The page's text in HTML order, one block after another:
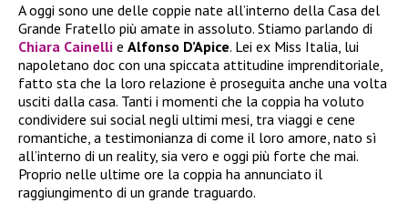
A oggi sono une delle coppie nate all’interno della Casa del
Grande Fratello più amate in assoluto. Stiamo parlando di
Chiara Cainelli e Alfonso D’Apice. Lei ex Miss Italia, lui
napoletano doc con una spiccata attitudine imprenditoriale,
fatto sta che la loro relazione è proseguita anche una volta
usciti dalla casa. Tanti i momenti che la coppia ha voluto
condividere sui social negli ultimi mesi, tra viaggi e cene
romantiche, a testimonianza di come il loro amore, nato sì
all’interno di un reality, sia vero e oggi più forte che mai.
Proprio nelle ultime ore la coppia ha annunciato il
raggiungimento di un grande traguardo.